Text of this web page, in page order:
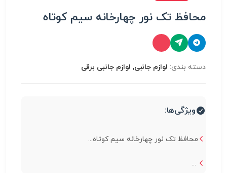
محافظ تک نور چهارخانه سیم کوتاه
دسته بندی: لوازم جانبی, لوازم جانبی برقی
ویژگی‌ها:
محافظ تک نور چهارخانه سیم کوتاه...
...